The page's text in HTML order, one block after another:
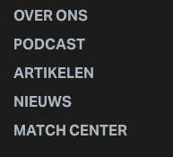
OVER ONS
PODCAST
ARTIKELEN
NIEUWS
MATCH CENTER